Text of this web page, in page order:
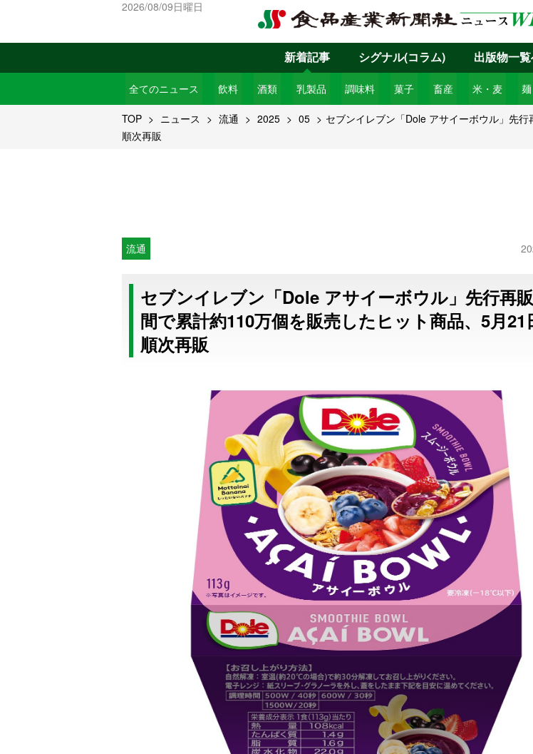
2026/08/09日曜日
新着記事
全てのニュース 飲料 酒類 乳製品 調味料 菓子 畜産 米・麦 麺
シグナル(コラム) 出版物一
TOP ニュース 流通 2025 05
セブンイレブン「Dole アサイーボウル」先
順次再販
流通
セブンイレブン「Dole アサイーボウル」先行再
間で累計約110万個を販売したヒット商品、5月21
順次再販